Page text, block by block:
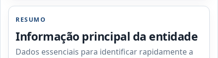
RESUMO
Informação principal da entidade
Dados essenciais para identificar rapidamente a